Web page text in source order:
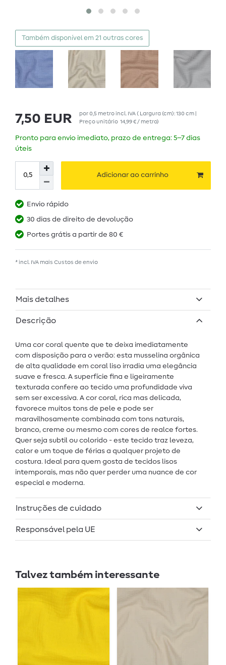
Também disponível em 21 outras cores
7,50 EUR por0,5 metroincl. IVA( Largura (cm): 130 cm |
Preço unitário 14,99 € / metro)
Pronto para envio imediato, prazo de entrega: 5–7 dias
úteis
Adicionar ao carrinho
Envio rápido
30 dias de direito de devolução
Portes grátis a partir de 80 €
* incl. IVA mais Custos de envio
Mais detalhes
Descrição
Uma cor coral quente que te deixa imediatamente
com disposição para o verão: esta musselina orgânica
de alta qualidade em coral liso irradia uma elegância
suave e fresca. A superfície fina e ligeiramente
texturada confere ao tecido uma profundidade viva
sem ser excessiva. A cor coral, rica mas delicada,
favorece muitos tons de pele e pode ser
maravilhosamente combinada com tons naturais,
branco, creme ou mesmo com cores de realce fortes.
Quer seja subtil ou colorido - este tecido traz leveza,
calor e um toque de férias a qualquer projeto de
costura. Ideal para quem gosta de tecidos lisos
intemporais, mas não quer perder uma nuance de cor
especial e moderna.
Instruções de cuidado
Responsável pela UE
Talvez também interessante